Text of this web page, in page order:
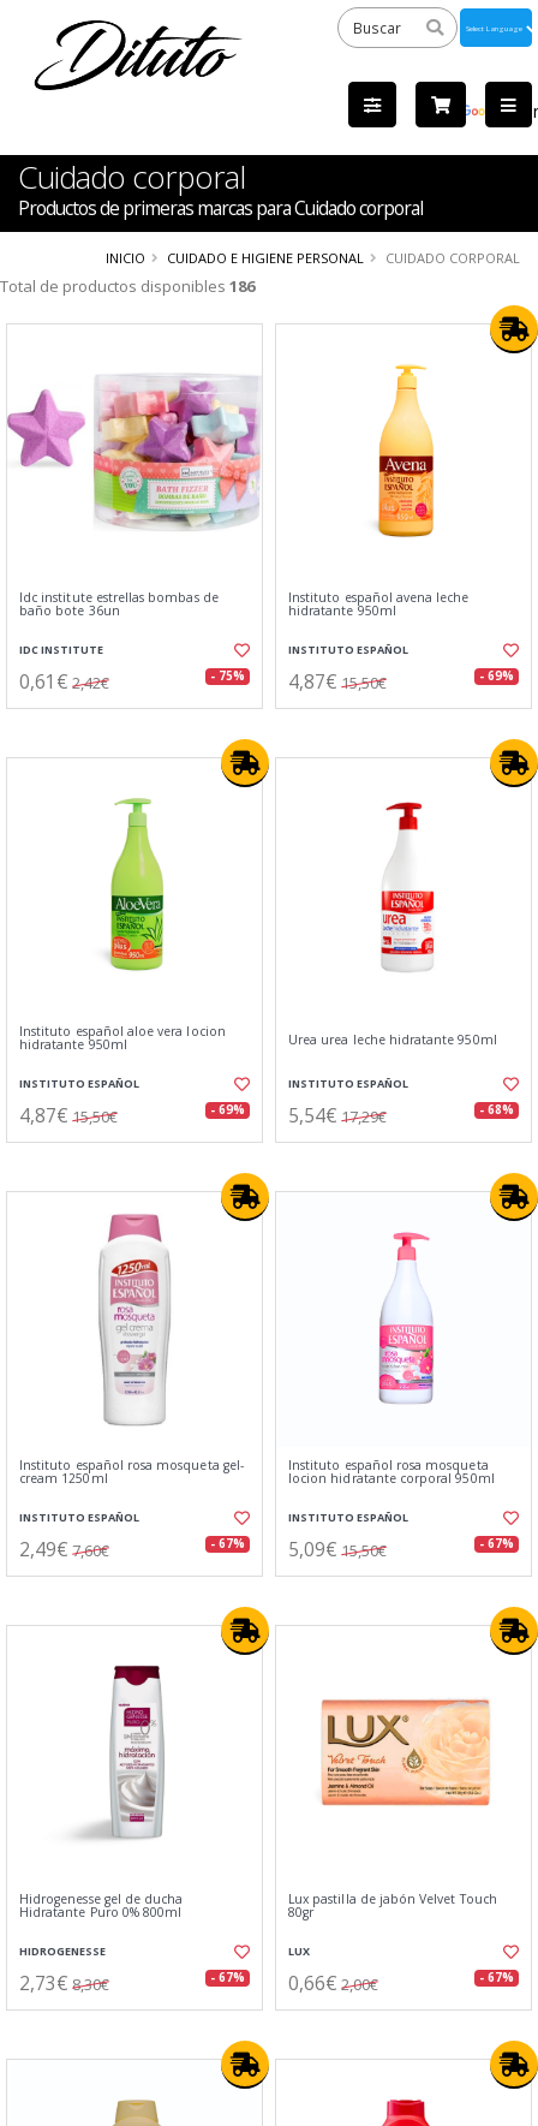
by
Cuidado corporal
Productos de primeras marcas para Cuidado corporal
INICIO CUIDADO E HIGIENE PERSONAL CUIDADO CORPORAL
Total de productos disponibles 186
Idc institute estrellas bombas de
baño bote 36un
IDC INSTITUTE
0,61€ 2,42€ - 75%
Instituto español avena leche
hidratante 950ml
INSTITUTO ESPAÑOL
4,87€ 15,50€ - 69%
Instituto español aloe vera locion
hidratante 950ml
INSTITUTO ESPAÑOL
4,87€ 15,50€ - 69%
Urea urea leche hidratante 950ml
INSTITUTO ESPAÑOL
5,54€ 17,29€ - 68%
Instituto español rosa mosqueta gel-
cream 1250ml
INSTITUTO ESPAÑOL
2,49€ 7,60€ - 67%
Instituto español rosa mosqueta
locion hidratante corporal 950ml
INSTITUTO ESPAÑOL
5,09€ 15,50€ - 67%
Hidrogenesse gel de ducha
Hidratante Puro 0% 800ml
HIDROGENESSE
2,73€ 8,30€ - 67%
Lux pastilla de jabón Velvet Touch
80gr
LUX
0,66€ 2,00€ - 67%